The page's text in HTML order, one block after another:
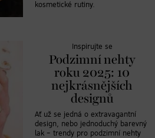
kosmetické rutiny.
Inspirujte se
Podzimní nehty
roku 2025: 10
nejkrásnějších
designů
Ať už se jedná o extravagantní
design, nebo jednoduchý barevný
lak – trendy pro podzimní nehty